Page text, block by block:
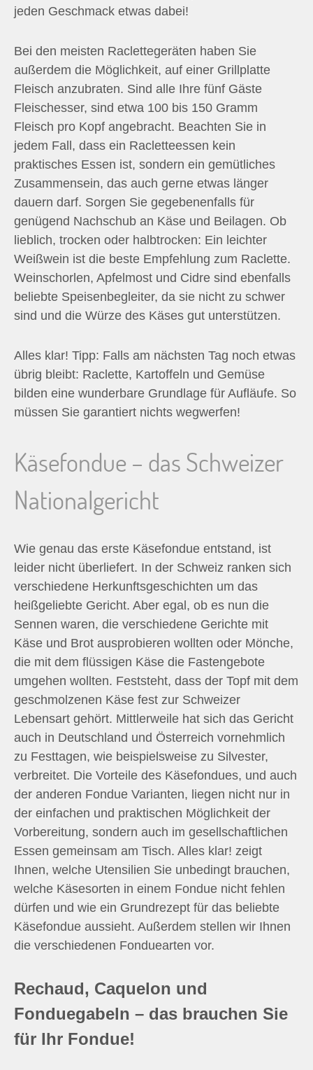
jeden Geschmack etwas dabei!
Bei den meisten Raclettegeräten haben Sie
außerdem die Möglichkeit, auf einer Grillplatte
Fleisch anzubraten. Sind alle Ihre fünf Gäste
Fleischesser, sind etwa 100 bis 150 Gramm
Fleisch pro Kopf angebracht. Beachten Sie in
jedem Fall, dass ein Racletteessen kein
praktisches Essen ist, sondern ein gemütliches
Zusammensein, das auch gerne etwas länger
dauern darf. Sorgen Sie gegebenenfalls für
genügend Nachschub an Käse und Beilagen. Ob
lieblich, trocken oder halbtrocken: Ein leichter
Weißwein ist die beste Empfehlung zum Raclette.
Weinschorlen, Apfelmost und Cidre sind ebenfalls
beliebte Speisenbegleiter, da sie nicht zu schwer
sind und die Würze des Käses gut unterstützen.
Alles klar! Tipp: Falls am nächsten Tag noch etwas
übrig bleibt: Raclette, Kartoffeln und Gemüse
bilden eine wunderbare Grundlage für Aufläufe. So
müssen Sie garantiert nichts wegwerfen!
Käsefondue – das Schweizer
Nationalgericht
Wie genau das erste Käsefondue entstand, ist
leider nicht überliefert. In der Schweiz ranken sich
verschiedene Herkunftsgeschichten um das
heißgeliebte Gericht. Aber egal, ob es nun die
Sennen waren, die verschiedene Gerichte mit
Käse und Brot ausprobieren wollten oder Mönche,
die mit dem flüssigen Käse die Fastengebote
umgehen wollten. Feststeht, dass der Topf mit dem
geschmolzenen Käse fest zur Schweizer
Lebensart gehört. Mittlerweile hat sich das Gericht
auch in Deutschland und Österreich vornehmlich
zu Festtagen, wie beispielsweise zu Silvester,
verbreitet. Die Vorteile des Käsefondues, und auch
der anderen Fondue Varianten, liegen nicht nur in
der einfachen und praktischen Möglichkeit der
Vorbereitung, sondern auch im gesellschaftlichen
Essen gemeinsam am Tisch. Alles klar! zeigt
Ihnen, welche Utensilien Sie unbedingt brauchen,
welche Käsesorten in einem Fondue nicht fehlen
dürfen und wie ein Grundrezept für das beliebte
Käsefondue aussieht. Außerdem stellen wir Ihnen
die verschiedenen Fonduearten vor.
Rechaud, Caquelon und
Fonduegabeln – das brauchen Sie
für Ihr Fondue!